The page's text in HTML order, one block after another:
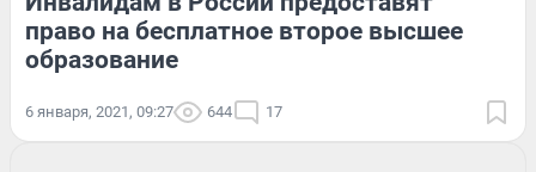
право на бесплатное второе высшее
образование
6 января, 2021, 09:27 644 17